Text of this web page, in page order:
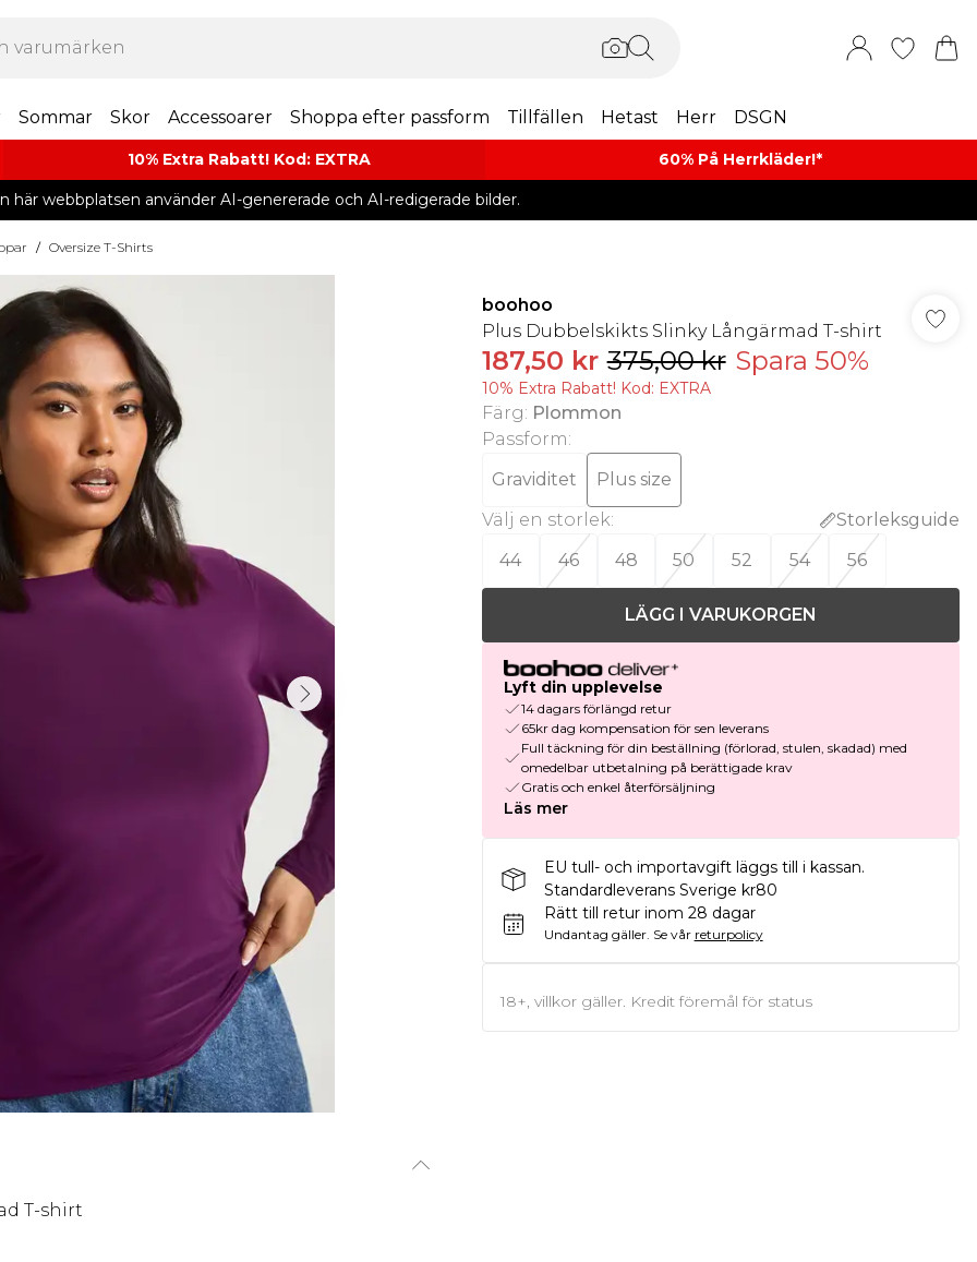
Sommar Skor Accessoarer Shoppa efter passform Tillfällen Hetast Herr DSGN
10% Extra Rabatt! Kod: EXTRA 60% På Herrkläder!*​
här webbplatsen använder AI-genererade och AI-redigerade bilder.
/ Oversize T-Shirts
T-shirt
boohoo
Plus Dubbelskikts Slinky Långärmad T-shirt
187,50 kr 375,00 kr Spara 50%
10% Extra Rabatt! Kod: EXTRA
Färg: Plommon
Passform:
Graviditet
Plus size
Välj en storlek:
Storleksguide
44
46 48 50 52 54 56
LÄGG I VARUKORGEN
Lyft din upplevelse
14 dagars förlängd retur
65kr dag kompensation för sen leverans
Full täckning för din beställning (förlorad, stulen, skadad) med
omedelbar utbetalning på berättigade krav
Gratis och enkel återförsäljning
Läs mer
EU tull- och importavgift läggs till i kassan.
Standardleverans Sverige kr80
Rätt till retur inom 28 dagar
Undantag gäller. Se vår returpolicy
18+, villkor gäller. Kredit föremål för status